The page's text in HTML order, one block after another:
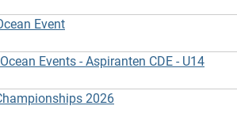
Event
Events - Aspiranten CDE - U14
2026